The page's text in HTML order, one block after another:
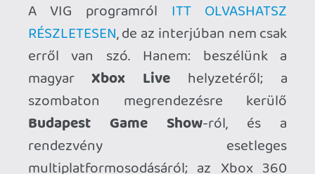
rendezvény esetleges
multiplatformosodásáról; az Xbox 360
hazai jelenéről és jövőjéről, azAlan Wake
megjelenéséről, és rákérdeztünk a
folyamatosan pletykált
Metal Gear Solid
Xbox 360 verzióra is.
Ahhoz, hogy te is hozzászólj, be kell
jelentkezned!